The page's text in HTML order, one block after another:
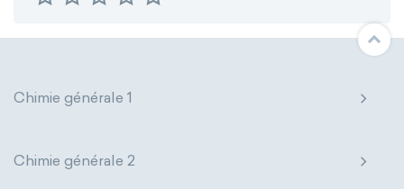
Chimie générale 1
Chimie générale 2